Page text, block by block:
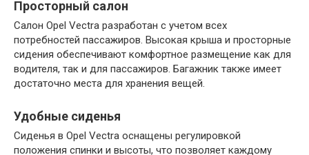
Просторный салон
Салон Opel Vectra разработан с учетом всех
потребностей пассажиров. Высокая крыша и просторные
сидения обеспечивают комфортное размещение как для
водителя, так и для пассажиров. Багажник также имеет
достаточно места для хранения вещей.
Удобные сиденья
Сиденья в Opel Vectra оснащены регулировкой
положения спинки и высоты, что позволяет каждому